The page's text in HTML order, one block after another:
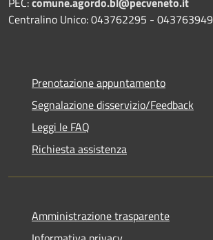
Centralino Unico: 043762295 - 043763949
Prenotazione appuntamento
Segnalazione disservizio/Feedback
Leggi le FAQ
Richiesta assistenza
Amministrazione trasparente